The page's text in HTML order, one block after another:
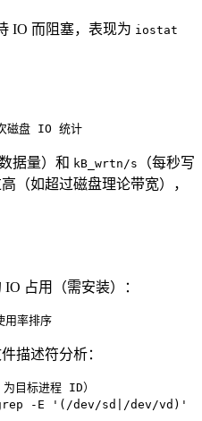
IO 而阻塞，表现为 iostat
磁盘 IO 统计
据量）和 kB_wrtn/s
（每秒写
（如超过磁盘理论带宽），
占用（需安装）：
率排序
描述符分析：
目标进程 ID）
-E '(/dev/sd|/dev/vd)'